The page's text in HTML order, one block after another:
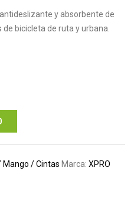
y absorbente de
bicicleta de ruta y urbana.
Mango / Cintas Marca: XPRO